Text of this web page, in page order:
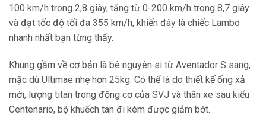
100 km/h trong 2,8 giây, tăng từ 0-200 km/h trong 8,7 giây
và đạt tốc độ tối đa 355 km/h, khiến đây là chiếc Lambo
nhanh nhất bạn từng thấy.
Khung gầm về cơ bản là bê nguyên si từ Aventador S sang,
mặc dù Ultimae nhẹ hơn 25kg. Có thể là do thiết kế ống xả
mới, lượng titan trong động cơ của SVJ và thân xe sau kiểu
Centenario, bộ khuếch tán đi kèm được giảm bớt.